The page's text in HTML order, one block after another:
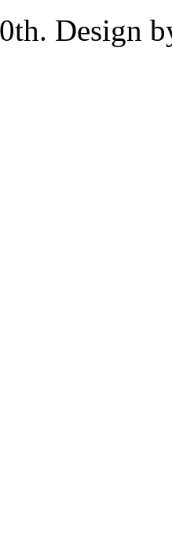
Design